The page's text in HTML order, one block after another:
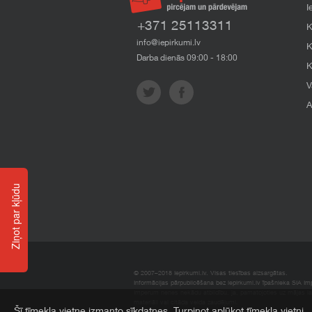
+371 25113311
info@iepirkumi.lv
Darba dienās 09:00 - 18:00
© 2007–2018 Iepirkumi.lv. Visas tiesības aizsargātas.
Informācijas pārpublicēšana bez iepirkumi.lv īpašnieka SIA
Ziņot par kļūdu